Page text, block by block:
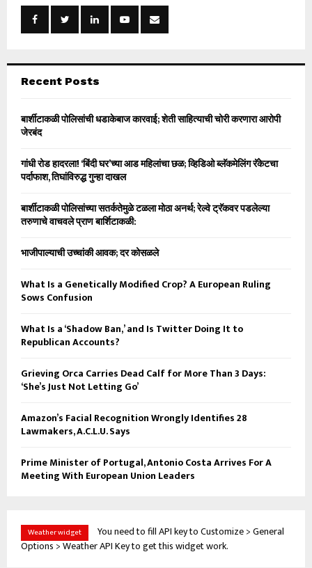
o
Recent Posts
बार्शीटाकळी पोलिसांची धडाकेबाज कारवाई; शेती साहित्याची चोरी करणारा आरोपी
जेरबंद
गांधी रोड हादरला! ‘बिंदी घर’च्या आड महिलांचा छळ; व्हिडिओ ब्लॅकमेलिंग रॅकेटचा
पर्दाफाश, तिघांविरुद्ध गुन्हा दाखल
बार्शीटाकळी पोलिसांच्या सतर्कतेमुळे टळला मोठा अनर्थ; रेल्वे ट्रॅकवर पडलेल्या
तरुणाचे वाचवले प्राण बार्शिटाकळी:
भाजीपाल्याची उच्चांकी आवक; दर कोसळले
What Is a Genetically Modified Crop? A European Ruling
Sows Confusion
What Is a ‘Shadow Ban,’ and Is Twitter Doing It to
Republican Accounts?
Grieving Orca Carries Dead Calf for More Than 3 Days:
‘She’s Just Not Letting Go’
Amazon’s Facial Recognition Wrongly Identifies 28
Lawmakers, A.C.L.U. Says
Prime Minister of Portugal, Antonio Costa Arrives For A
Meeting With European Union Leaders
Weather widget
You need to fill API key to Customize > General
Options > Weather API Key to get this widget work.